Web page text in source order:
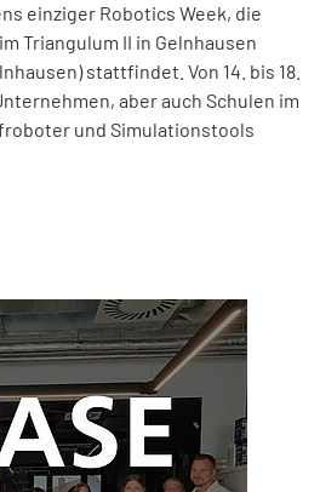
einziger Robotics Week, die
Triangulum II in Gelnhausen
stattfindet. Von 14. bis 18.
aber auch Schulen im
und Simulationstools